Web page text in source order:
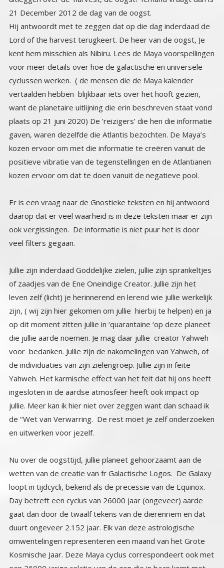
21 December 2012 de dag van de oogst.
Hij antwoordt met te zeggen dat op die dag inderdaad de
Lord of the harvest terugkeert. De heer van de oogst, Je
kent hem misschien als Nibiru. Lees de Maya voorspellingen
voor meer details over hoe de galactische en universele
cyclussen werken. ( de mensen die de Maya kalender
vertaalden hebben blijkbaar iets over het hooft gezien,
want de planetaire uitlijning die erin beschreven staat vond
plaats op 21 juni 2020) De ‘reizigers’ die hen die informatie
gaven, waren dezelfde die Atlantis bezochten. De Maya’s
kozen ervoor om met die informatie te creëren vanuit de
positieve vibratie van de tegenstellingen en de Atlantianen
kozen ervoor om dat te doen vanuit de negatieve pool.
Er is een vraag naar de Gnostieke teksten en hij antwoord
daarop dat er veel waarheid is in deze teksten maar er zijn
ook vergissingen. De informatie is niet puur het is door
veel filters gegaan.
Jullie zijn inderdaad Goddelijke zielen, jullie zijn sprankeltjes
of zaadjes van de Ene Oneindige Creator. Jullie zijn het
leven zelf (licht) je herinnerend en lerend wie jullie werkelijk
zijn, ( wij zijn hier gekomen om jullie hierbij te helpen) en ja
op dit moment zitten jullie in ‘quarantaine ‘op deze planeet
die jullie aarde noemen. Je mag daar jullie creator Yahweh
voor bedanken. Jullie zijn de nakomelingen van Yahweh, of
de individuaties van zijn zielengroep. Jullie zijn in feite
Yahweh. Het karmische effect van het feit dat hij ons heeft
ingesloten in de aardse atmosfeer heeft ook impact op
jullie. Meer kan ik hier niet over zeggen want dan schaad ik
de ‘’Wet van Verwarring. De rest moet je zelf onderzoeken
en uitwerken voor jezelf.
Nu over de oogsttijd, jullie planeet gehoorzaamt aan de
wetten van de creatie van fr Galactische Logos. De Galaxy
loopt in tijdcycli, bekend als de precessie van de Equinox.
Day betreft een cyclus van 26000 jaar (ongeveer) aarde
gaat dan door de twaalf tekens van de dierenriem en dat
duurt ongeveer 2.152 jaar. Elk van deze astrologische
omwentelingen representeren een maand van het Grote
Kosmische Jaar. Deze Maya cyclus correspondeert ook met
een 26000 jarige relatie van de zon die in baan komt met
Alcyon, de centrale ster van de zeven zusters Pleiadische
constellatie. Het eind van deze cyclus betekent een ‘oogst,
een nieuwe wereld, en een nieuwe creatie. Een nieuwe
hemel en een nieuwe aarde. Het is de tijd van de grote
oogst. Kleinere cycli hebben ook een oogst maar dan gaat
het leven op aarde door ‘als normaal’. Grote Cycli
betekenen een grote oogst en dat betekent het einde van
het huidige leven in de derde dimensie. Zie het al een soort
van een kosmische reiniging terwijl de planeet rust neemt